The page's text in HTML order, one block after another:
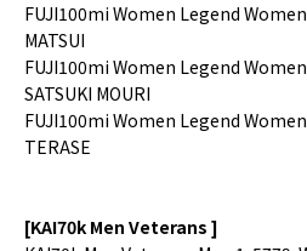
FUJI100mi Women Legend Women
MATSUI
FUJI100mi Women Legend Women
SATSUKI MOURI
FUJI100mi Women Legend Women
TERASE
[KAI70k Men Veterans ]